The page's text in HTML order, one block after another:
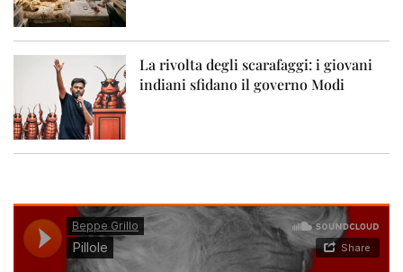
La rivolta degli scarafaggi: i giovani
indiani sfidano il governo Modi